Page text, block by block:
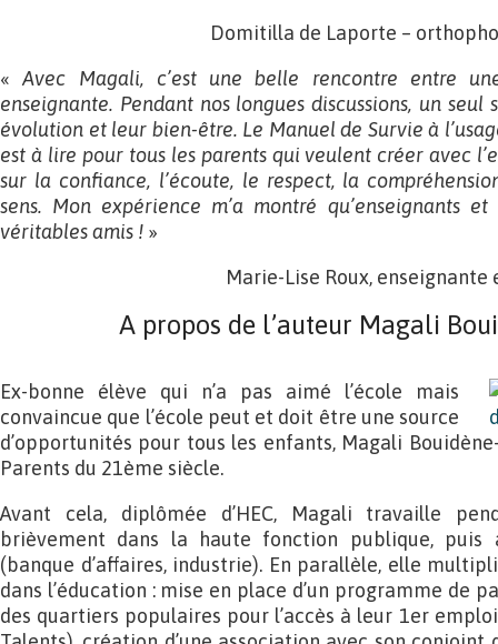
Domitilla de Laporte –
«Avec Magali, c’est une belle rencontre entre
enseignante. Pendant nos longues discussions, un
évolution et leur bien-être. Le Manuel de Survie à
est à lire pour tous les parents qui veulent créer avec
sur la confiance, l’écoute, le respect, la
sens. Mon expérience m’a montré qu’enseignants
véritables amis ! »
Marie-Lise Roux,
A propos de l’auteur Magali
Ex-bonne élève qui n’a pas aimé l’école mais
convaincue que l’école peut et doit être une source
d’opportunités pour tous les enfants, Magali
Parents du 21ème siècle.
Avant cela, diplômée d’HEC, Magali travaille
brièvement dans la haute fonction publique, puis
(banque d’affaires, industrie). En parallèle, elle
dans l’éducation : mise en place d’un programme de
des quartiers populaires pour l’accès à leur 1er